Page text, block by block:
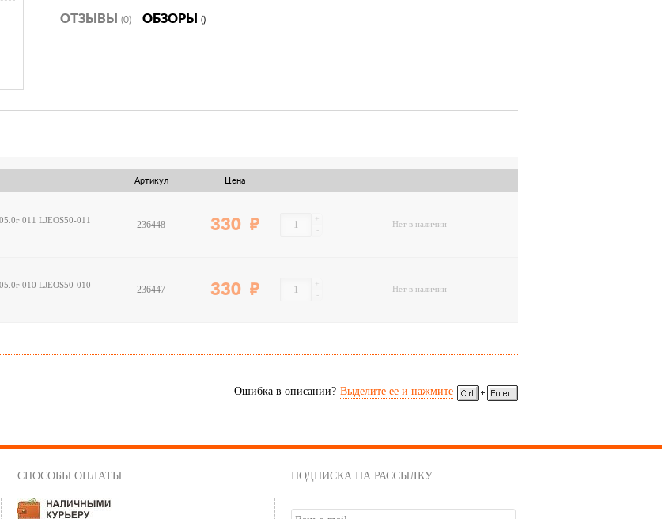
Безбородый крючок.
ОТЗЫВЫ (0) ОБЗОРЫ ()
Тент LAKER с каркасом для
Тент LAKER с каркасом для
...
Артикул Цена
011 LJEOS50-011
236448 330 -
+
Нет в наличии
010 LJEOS50-010
236447 330 -
+
Нет в наличии
Ошибка в описании? Выделите ее и нажмите
СПОСОБЫ ОПЛАТЫ ПОДПИСКА НА РАССЫЛКУ